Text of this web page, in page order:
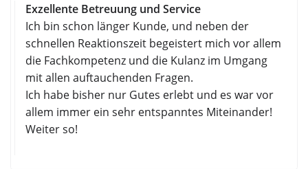
Exzellente Betreuung und Service
Ich bin schon länger Kunde, und neben der
schnellen Reaktionszeit begeistert mich vor allem
die Fachkompetenz und die Kulanz im Umgang
mit allen auftauchenden Fragen.
Ich habe bisher nur Gutes erlebt und es war vor
allem immer ein sehr entspanntes Miteinander!
Weiter so!